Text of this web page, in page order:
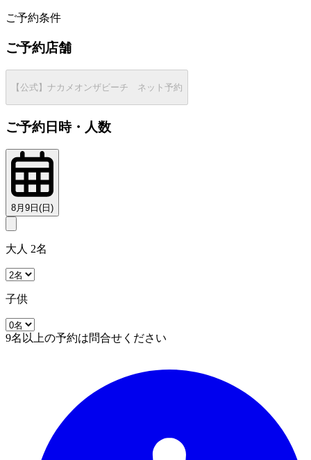
ご予約条件
ご予約店舗
【公式】ナカメオンザビーチ ネット予約
ご予約日時・人数
8月9日(日)
大人 2名
子供
9名以上の予約は問合せください